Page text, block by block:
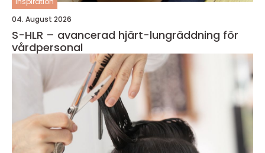
04. August 2026
S-HLR – avancerad hjärt-lungräddning för
vårdpersonal